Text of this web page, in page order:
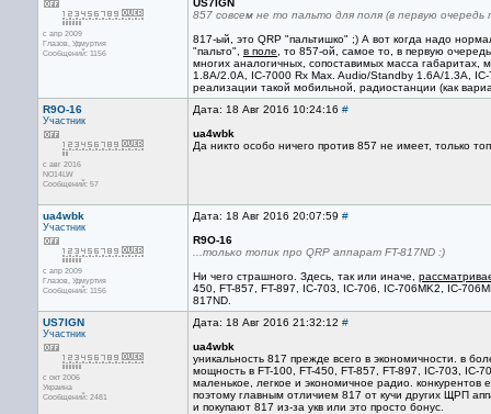
с апр 2009
Глазов, Удмуртия
Сообщений: 1156
US7IGN
857 совсем не то пальто для поля (в первую
817-ый, это QRP "пальтишко" ;) А вот когда надо
"пальто", в поле , то 857-ой, самое то, в первую
многих аналогичных, сопоставимых масса
1.8A/2.0A, IC-7000 Rx Max. Audio/Standby 1.6A/1.3A,
реализации такой мобильной, радиостанции (как
R9O-16
Участник
с авг 2016
NO14LW
Сообщений: 57
Дата: 18 Авг 2016 10:24:16 #
ua4wbk
Да никто особо ничего против 857 не имеет, только
ua4wbk
Участник
с апр 2009
Глазов, Удмуртия
Сообщений: 1156
Дата: 18 Авг 2016 20:07:59 #
R9O-16
...только топик про QRP аппарат FT-817ND :)
Ни чего страшного. Здесь, так или иначе,
450, FT-857, FT-897, IC-703, IC-706, IC-706MK2, IC-
817ND.
US7IGN
Участник
с окт 2006
Украина
Сообщений: 2481
Дата: 18 Авг 2016 21:32:12 #
ua4wbk
уникальность 817 прежде всего в экономичности. в
мощность в FT-100, FT-450, FT-857, FT-897, IC-703, IC-
маленькое, легкое и экономичное радио. конкурентов
поэтому главным отличием 817 от кучи других ЩРП
и покупают 817 из-за укв или это просто бонус.